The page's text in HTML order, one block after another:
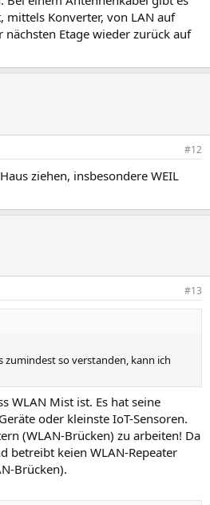
mittels Konverter, von LAN auf
Etage wieder zurück auf
#12
ziehen, insbesondere WEIL
#13
zumindest so verstanden, kann ich
WLAN Mist ist. Es hat seine
oder kleinste IoT-Sensoren.
(WLAN-Brücken) zu arbeiten! Da
betreibt keien WLAN-Repeater
Brücken).